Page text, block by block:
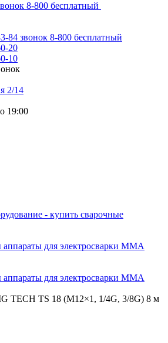
8-800 бесплатный
84 звонок 8-800 бесплатный
20
10
2/14
19:00
- купить сварочные
для электросварки MMA
для электросварки MMA
TECH TS 18 (M12×1, 1/4G, 3/8G) 8 м